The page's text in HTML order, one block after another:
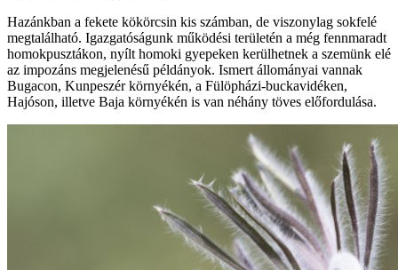
Hazánkban a fekete kökörcsin kis számban, de viszonylag sokfelé
megtalálható. Igazgatóságunk működési területén a még fennmaradt
homokpusztákon, nyílt homoki gyepeken kerülhetnek a szemünk elé
az impozáns megjelenésű példányok. Ismert állományai vannak
Bugacon, Kunpeszér környékén, a Fülöpházi-buckavidéken,
Hajóson, illetve Baja környékén is van néhány töves előfordulása.